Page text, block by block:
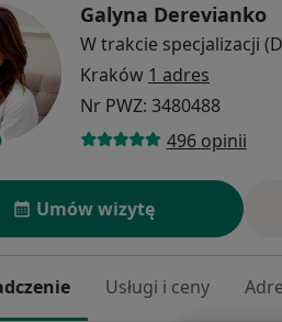
Galyna Derevianko
W trakcie specjalizacji
Kraków 1 adres
Nr PWZ: 3480488
496 opinii
Umów wizytę
Usługi i ceny